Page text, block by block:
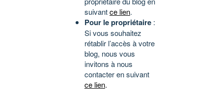
suivantce lien.
Pour le propriétaire :
Si vous souhaitez
rétablir l’accès à votre
blog, nous vous
invitons à nous
contacter en suivant
ce lien.